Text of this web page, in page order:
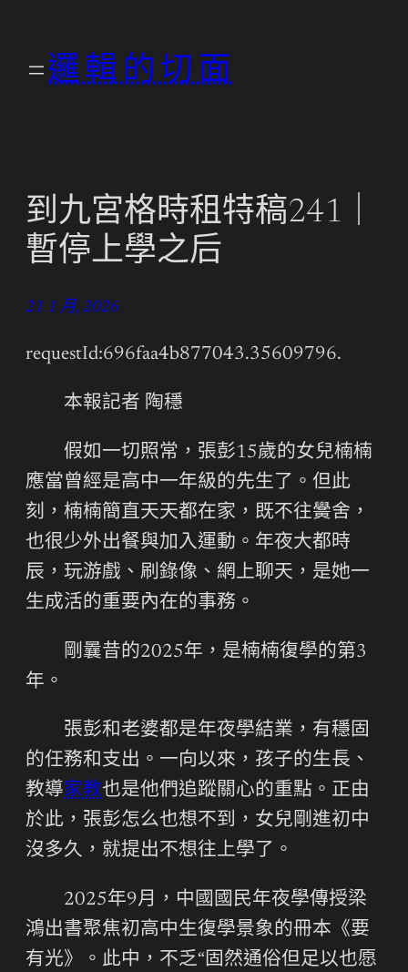
邏輯的切面
到九宮格時租特稿241｜
暫停上學之后
21 1 月, 2026
requestId:696faa4b877043.35609796.
本報記者 陶穩
假如一切照常，張彭15歲的女兒楠楠
應當曾經是高中一年級的先生了。但此
刻，楠楠簡直天天都在家，既不往黌舍，
也很少外出餐與加入運動。年夜大都時
辰，玩游戲、刷錄像、網上聊天，是她一
生成活的重要內在的事務。
剛曩昔的2025年，是楠楠復學的第3
年。
張彭和老婆都是年夜學結業，有穩固
的任務和支出。一向以來，孩子的生長、
教導家教也是他們追蹤關心的重點。正由
於此，張彭怎么也想不到，女兒剛進初中
沒多久，就提出不想往上學了。
2025年9月，中國國民年夜學傳授梁
鴻出書聚焦初高中生復學景象的冊本《要
有光》。此中，不乏“固然通俗但足以也愿